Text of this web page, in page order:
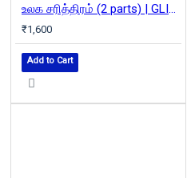
உலக சரித்திரம் (2 parts) | GLIMPSES OF WORLD HISTORY
₹1,600
Add to Cart